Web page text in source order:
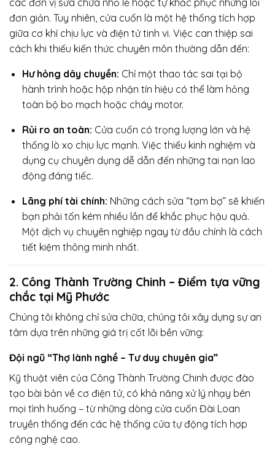
đơn giản. Tuy nhiên, cửa cuốn là một hệ thống tích hợp
giữa cơ khí chịu lực và điện tử tinh vi. Việc can thiệp sai
cách khi thiếu kiến thức chuyên môn thường dẫn đến:
Hư hỏng dây chuyền: Chỉ một thao tác sai tại bộ
hành trình hoặc hộp nhận tín hiệu có thể làm hỏng
toàn bộ bo mạch hoặc cháy motor.
Rủi ro an toàn: Cửa cuốn có trọng lượng lớn và hệ
thống lò xo chịu lực mạnh. Việc thiếu kinh nghiệm và
dụng cụ chuyên dụng dễ dẫn đến những tai nạn lao
động đáng tiếc.
Lãng phí tài chính: Những cách sửa “tạm bợ” sẽ khiến
bạn phải tốn kém nhiều lần để khắc phục hậu quả.
Một dịch vụ chuyên nghiệp ngay từ đầu chính là cách
tiết kiệm thông minh nhất.
2. Công Thành Trường Chinh – Điểm tựa vững
chắc tại Mỹ Phước
Chúng tôi không chỉ sửa chữa, chúng tôi xây dựng sự an
tâm dựa trên những giá trị cốt lõi bền vững:
Đội ngũ “Thợ lành nghề – Tư duy chuyên gia”
Kỹ thuật viên của Công Thành Trường Chinh được đào
tạo bài bản về cơ điện tử, có khả năng xử lý nhạy bén
mọi tình huống – từ những dòng cửa cuốn Đài Loan
truyền thống đến các hệ thống cửa tự động tích hợp
công nghệ cao.